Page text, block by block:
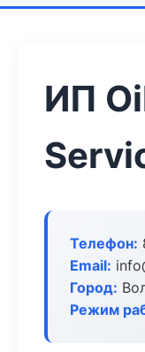
ИП
Телефон:
Email:
Город:
Режим